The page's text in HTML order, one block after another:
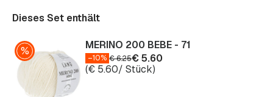
Dieses Set enthält
MERINO 200 BEBE - 71
–10% €6.25€5.60
(€ 5.60/ Stück)